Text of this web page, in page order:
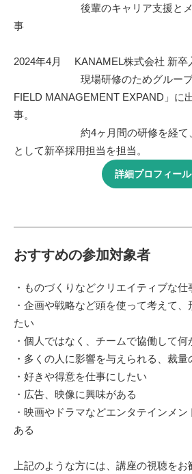
後輩のキャリア支援とメン
事
2024年4月 KANAMEL株式会社 新卒
現場研修のためグループ事
FIELD MANAGEMENT EXPAND」に
事。
約4ヶ月間の研修を経て、
として新卒採用担当を担当。
詳細プロフィール
おすすめの参加対象者
・ものづくりなどクリエイティブな仕
・企画や戦略など頭を使って考えて
たい
・個人ではなく、チームで協働して
・多くの人に影響を与えられる、裁
・好きや得意を仕事にしたい
・広告、映像に興味がある
・映画やドラマなどエンタテインメ
ある
上記のような方には、講座の視聴をお